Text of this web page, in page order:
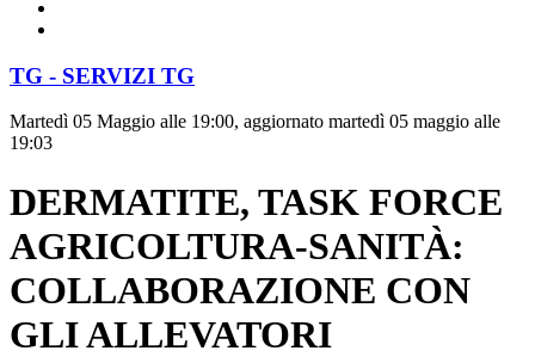
TG - SERVIZI TG
Martedì 05 Maggio alle 19:00, aggiornato martedì 05 maggio alle
19:03
DERMATITE, TASK FORCE
AGRICOLTURA-SANITÀ:
COLLABORAZIONE CON
GLI ALLEVATORI